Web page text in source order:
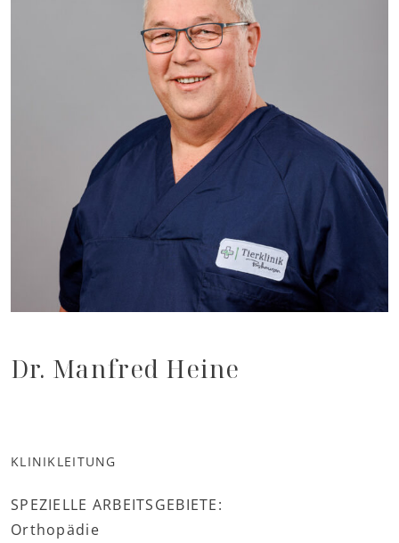
Dr. Manfred Heine
KLINIKLEITUNG
SPEZIELLE ARBEITSGEBIETE:
Orthopädie